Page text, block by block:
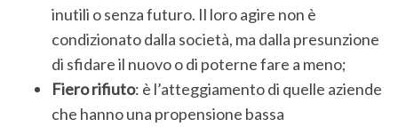
inutili o senza futuro. Il loro agire non è
condizionato dalla società, ma dalla presunzione
di sfidare il nuovo o di poterne fare a meno;
Fiero rifiuto: è l’atteggiamento di quelle aziende
che hanno una propensione bassa